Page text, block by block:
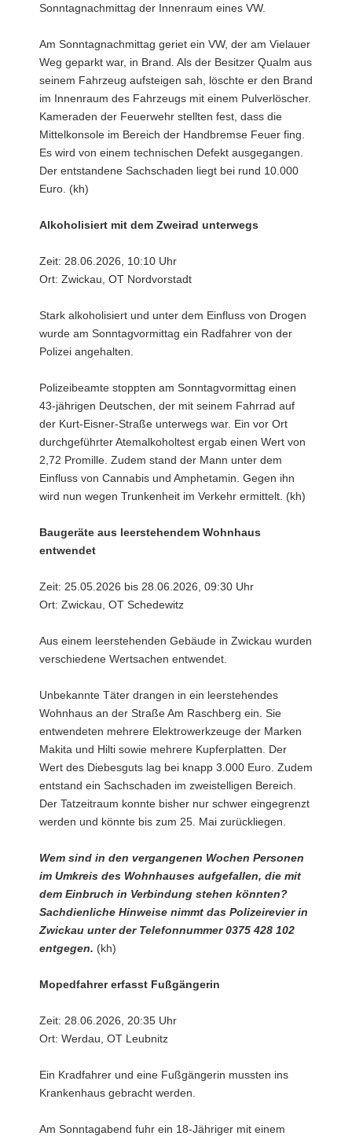
Sonntagnachmittag der Innenraum eines VW.
Am Sonntagnachmittag geriet ein VW, der am Vielauer
Weg geparkt war, in Brand. Als der Besitzer Qualm aus
seinem Fahrzeug aufsteigen sah, löschte er den Brand
im Innenraum des Fahrzeugs mit einem Pulverlöscher.
Kameraden der Feuerwehr stellten fest, dass die
Mittelkonsole im Bereich der Handbremse Feuer fing.
Es wird von einem technischen Defekt ausgegangen.
Der entstandene Sachschaden liegt bei rund 10.000
Euro. (kh)
Alkoholisiert mit dem Zweirad unterwegs
Zeit: 28.06.2026, 10:10 Uhr
Ort: Zwickau, OT Nordvorstadt
Stark alkoholisiert und unter dem Einfluss von Drogen
wurde am Sonntagvormittag ein Radfahrer von der
Polizei angehalten.
Polizeibeamte stoppten am Sonntagvormittag einen
43-jährigen Deutschen, der mit seinem Fahrrad auf
der Kurt-Eisner-Straße unterwegs war. Ein vor Ort
durchgeführter Atemalkoholtest ergab einen Wert von
2,72 Promille. Zudem stand der Mann unter dem
Einfluss von Cannabis und Amphetamin. Gegen ihn
wird nun wegen Trunkenheit im Verkehr ermittelt. (kh)
Baugeräte aus leerstehendem Wohnhaus
entwendet
Zeit: 25.05.2026 bis 28.06.2026, 09:30 Uhr
Ort: Zwickau, OT Schedewitz
Aus einem leerstehenden Gebäude in Zwickau wurden
verschiedene Wertsachen entwendet.
Unbekannte Täter drangen in ein leerstehendes
Wohnhaus an der Straße Am Raschberg ein. Sie
entwendeten mehrere Elektrowerkzeuge der Marken
Makita und Hilti sowie mehrere Kupferplatten. Der
Wert des Diebesguts lag bei knapp 3.000 Euro. Zudem
entstand ein Sachschaden im zweistelligen Bereich.
Der Tatzeitraum konnte bisher nur schwer eingegrenzt
werden und könnte bis zum 25. Mai zurückliegen.
Wem sind in den vergangenen Wochen Personen
im Umkreis des Wohnhauses aufgefallen, die mit
dem Einbruch in Verbindung stehen könnten?
Sachdienliche Hinweise nimmt das Polizeirevier in
Zwickau unter der Telefonnummer 0375 428 102
entgegen. (kh)
Mopedfahrer erfasst Fußgängerin
Zeit: 28.06.2026, 20:35 Uhr
Ort: Werdau, OT Leubnitz
Ein Kradfahrer und eine Fußgängerin mussten ins
Krankenhaus gebracht werden.
Am Sonntagabend fuhr ein 18-Jähriger mit einem